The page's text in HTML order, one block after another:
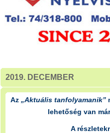
2019. DECEMBER
Az „Aktuális tanfolyamanik”
lehetőség van
A